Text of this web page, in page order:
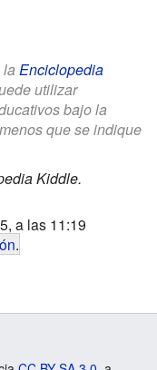
Enciclopedia
utilizar
bajo la
que se indique
Kiddle.
a las 11:19
.